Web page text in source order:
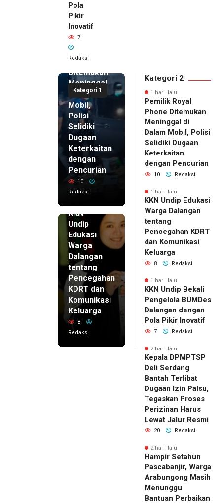
Pola
Pikir
Inovatif
7
Redaksi
Kategori 1
1 hari lalu
Pemilik
Royal
Phone
Ditemukan
Meninggal
di Dalam
Mobil,
Polisi
Selidiki
Dugaan
Keterkaitan
dengan
Pencurian
10
Redaksi
KKN
Undip
Edukasi
Warga
Dalangan
tentang
Pencegahan
KDRT dan
Komunikasi
Keluarga
8
Redaksi
Kategori 2
1 hari lalu
Pemilik Royal
Phone Ditemukan
Meninggal di
Dalam Mobil, Polisi
Selidiki Dugaan
Keterkaitan
dengan Pencurian
10 Redaksi
1 hari lalu
KKN Undip Edukasi
Warga Dalangan
tentang
Pencegahan KDRT
dan Komunikasi
Keluarga
8 Redaksi
1 hari lalu
KKN Undip Bekali
Pengelola BUMDes
Dalangan dengan
Pola Pikir Inovatif
7 Redaksi
2 hari lalu
Kepala DPMPTSP
Deli Serdang
Bantah Terlibat
Dugaan Izin Palsu,
Tegaskan Proses
Perizinan Harus
Lewat Jalur Resmi
20 Redaksi
2 hari lalu
Hampir Setahun
Pascabanjir, Warga
Arabungong Masih
Menunggu
Bantuan Perbaikan